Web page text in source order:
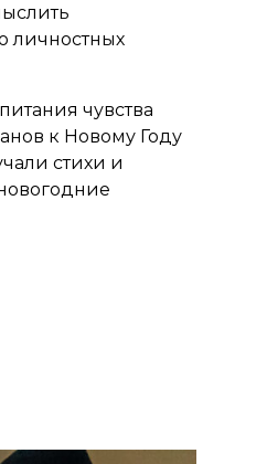
личностных
чувства
к Новому Году
стихи и